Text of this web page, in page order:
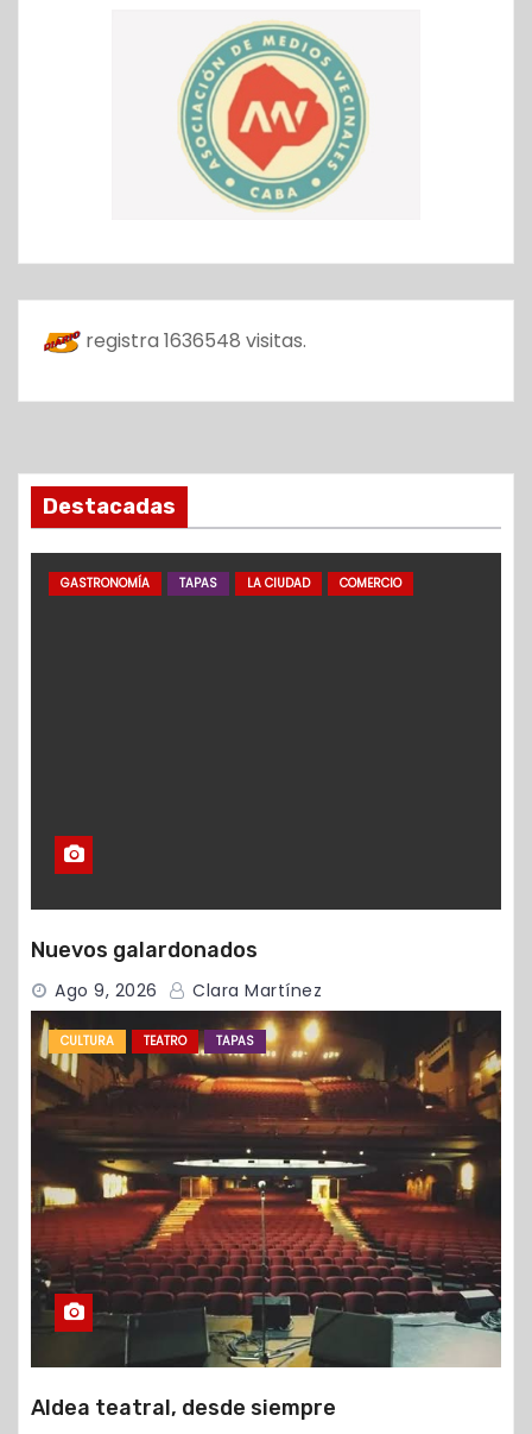
registra 1636548 visitas.
Destacadas
GASTRONOMÍA TAPAS LA CIUDAD COMERCIO
Nuevos galardonados
Ago 9, 2026 Clara Martínez
CULTURA TEATRO TAPAS
Aldea teatral, desde siempre